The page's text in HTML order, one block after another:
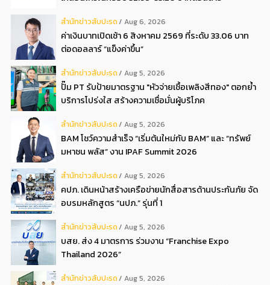
สํานักข่าวสับปะรด Aug 6, 2026
ค่าเงินบาทเปิดเช้า 6 สิงหาคม 2569 ที่ระดับ 33.06 บาท
ต่อดอลลาร์ “แข็งค่าขึ้น”
สํานักข่าวสับปะรด Aug 5, 2026
ปั๊ม PT รับป้ายมาตรฐาน "หัวจ่ายเชื้อเพลิงสีทอง" ตอกย้ำ
บริการโปร่งใส สร้างความเชื่อมั่นผู้บริโภค
สํานักข่าวสับปะรด Aug 5, 2026
BAM โชว์ความสำเร็จ “เริ่มต้นใหม่กับ BAM” และ “ทรัพย์
มหาชน พลัส” งาน IPAF Summit 2026
สํานักข่าวสับปะรด Aug 5, 2026
คปภ. เดินหน้าสร้างเครือข่ายนักสื่อสารด้านประกันภัย จัด
อบรมหลักสูตร “นปภ.” รุ่นที่ 1
สํานักข่าวสับปะรด Aug 5, 2026
บสย. ส่ง 4 มาตรการ ร่วมงาน “Franchise Expo
Thailand 2026”
สํานักข่าวสับปะรด Aug 5, 2026